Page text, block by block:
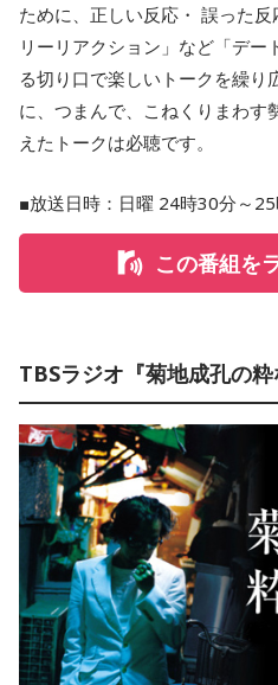
ために、正しい反応・ 誤った
リーリアクション」など「デー
る切り口で楽しいトークを繰り
に、つまんで、こねくりまわす
えたトークは必聴です。
■放送日時：日曜 24時30分～
この番組を
TBSラジオ『菊地成孔の粋